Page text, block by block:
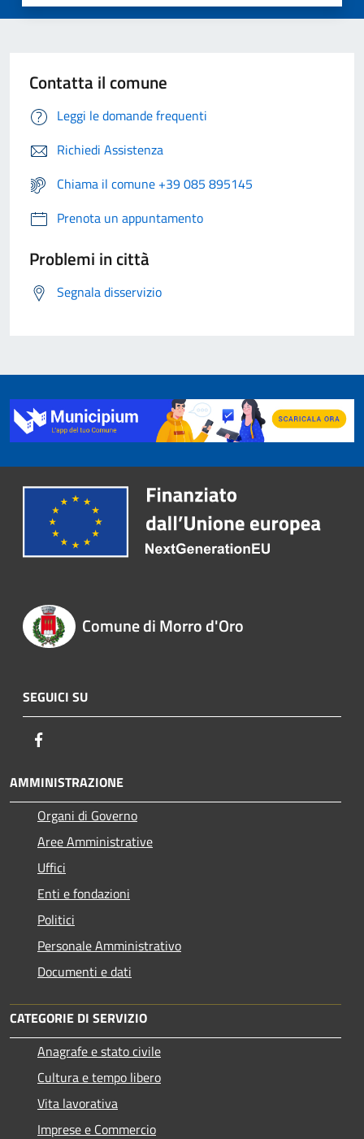
Contatta il comune
Leggi le domande frequenti
Richiedi Assistenza
Chiama il comune +39 085 895145
Prenota un appuntamento
Problemi in città
Segnala disservizio
Comune di Morro d'Oro
SEGUICI SU
AMMINISTRAZIONE
Organi di Governo
Aree Amministrative
Uffici
Enti e fondazioni
Politici
Personale Amministrativo
Documenti e dati
CATEGORIE DI SERVIZIO
Anagrafe e stato civile
Cultura e tempo libero
Vita lavorativa
Imprese e Commercio